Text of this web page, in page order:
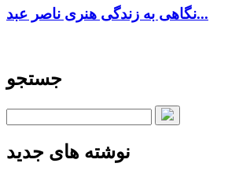
نگاهی به زندگی هنری ناصر عبد...
جستجو
نوشته های جدید